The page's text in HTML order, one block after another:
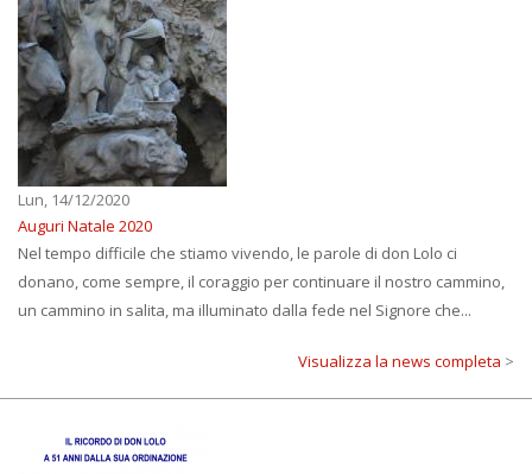
Lun, 14/12/2020
Auguri Natale 2020
Nel tempo difficile che stiamo vivendo, le parole di don Lolo ci
donano, come sempre, il coraggio per continuare il nostro cammino,
un cammino in salita, ma illuminato dalla fede nel Signore che...
Visualizza la news completa >